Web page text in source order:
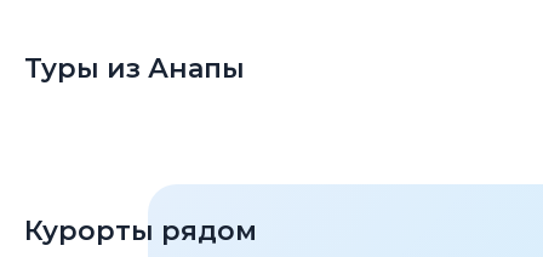
Туры из Анапы
Курорты рядом